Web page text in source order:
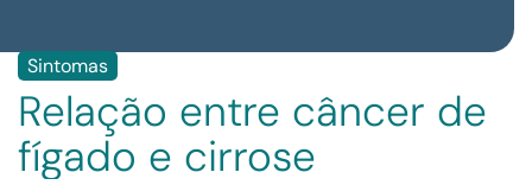
Sintomas
Relação entre câncer de
fígado e cirrose